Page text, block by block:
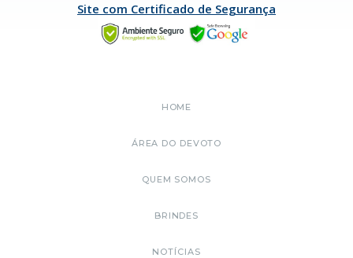
Site com Certificado de Segurança
HOME
ÁREA DO DEVOTO
QUEM SOMOS
BRINDES
NOTÍCIAS